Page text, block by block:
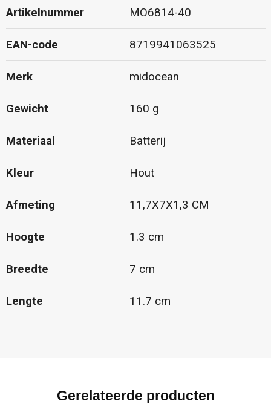
Artikelnummer MO6814-40
EAN-code 8719941063525
Merk midocean
Gewicht 160 g
Materiaal Batterij
Kleur Hout
Afmeting 11,7X7X1,3 CM
Hoogte 1.3 cm
Breedte 7 cm
Lengte 11.7 cm
Gerelateerde producten